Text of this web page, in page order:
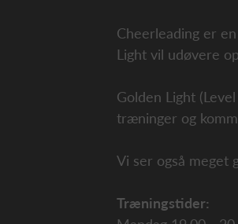
Cheerleading er
Light vil udøvere
Golden Light
træninger og
Vi ser også meget
Træningstider: